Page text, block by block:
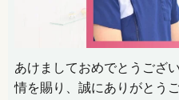
あけましておめでとうござ
情を賜り、誠にありがとう